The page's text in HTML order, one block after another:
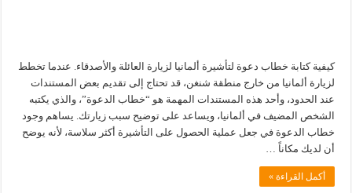
كيفية كتابة خطاب دعوة لتأشيرة ألمانيا لزيارة العائلة والأصدقاء. عندما تخطط
لزيارة ألمانيا من خارج منطقة شنغن، قد تحتاج إلى تقديم بعض المستندات
عند الحدود، وأحد هذه المستندات المهمة هو “خطاب الدعوة”، والذي يكتبه
الشخص المضيف في ألمانيا، ويساعد على توضيح سبب زيارتك. يساهم وجود
خطاب الدعوة في جعل عملية الحصول على التأشيرة أكثر سلاسة، لأنه يوضح
أن لديك مكاناً …
أكمل القراءة »